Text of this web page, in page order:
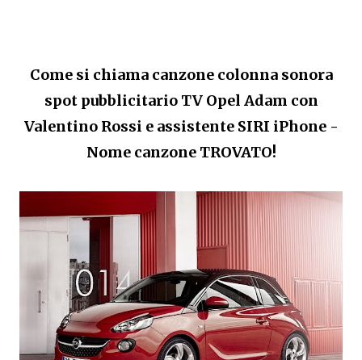
Come si chiama canzone colonna sonora
spot pubblicitario TV Opel Adam con
Valentino Rossi e assistente SIRI iPhone -
Nome canzone TROVATO!